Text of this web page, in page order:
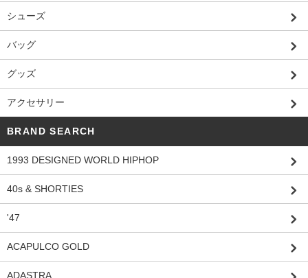
シューズ
バッグ
グッズ
アクセサリー
BRAND SEARCH
1993 DESIGNED WORLD HIPHOP
40s & SHORTIES
'47
ACAPULCO GOLD
ADASTRA